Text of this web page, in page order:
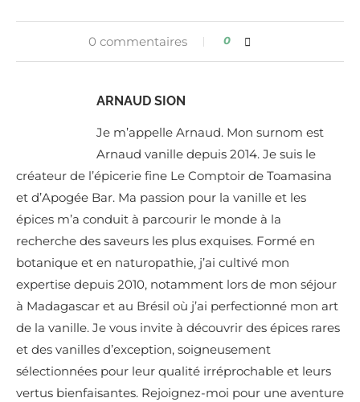
0 commentaires 0
ARNAUD SION
Je m’appelle Arnaud. Mon surnom est
Arnaud vanille depuis 2014. Je suis le
créateur de l’épicerie fine Le Comptoir de Toamasina
et d’Apogée Bar. Ma passion pour la vanille et les
épices m’a conduit à parcourir le monde à la
recherche des saveurs les plus exquises. Formé en
botanique et en naturopathie, j’ai cultivé mon
expertise depuis 2010, notamment lors de mon séjour
à Madagascar et au Brésil où j’ai perfectionné mon art
de la vanille. Je vous invite à découvrir des épices rares
et des vanilles d’exception, soigneusement
sélectionnées pour leur qualité irréprochable et leurs
vertus bienfaisantes. Rejoignez-moi pour une aventure